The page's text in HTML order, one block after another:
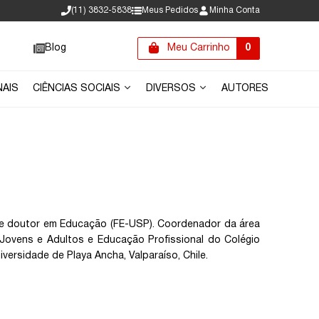
(11) 3832-5838 Meus Pedidos Minha Conta
Blog Meu Carrinho 0
CIÊNCIAS SOCIAIS DIVERSOS AUTORES
em Educação (FE-USP). Coordenador da área
e Adultos e Educação Profissional do Colégio
de Playa Ancha, Valparaíso, Chile.